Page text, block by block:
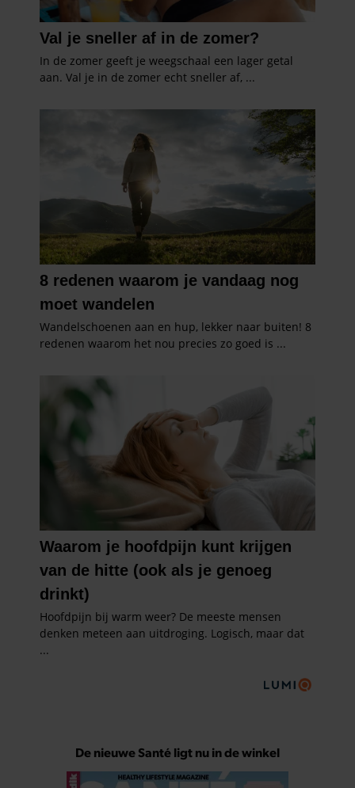
De nieuwe Santé ligt nu in de winkel